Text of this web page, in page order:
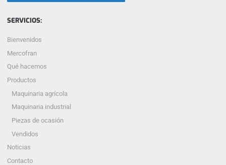
SERVICIOS:
Bienvenidos
Mercofran
Qué hacemos
Productos
Maquinaria agrícola
Maquinaria industrial
Piezas de ocasión
Vendidos
Noticias
Contacto